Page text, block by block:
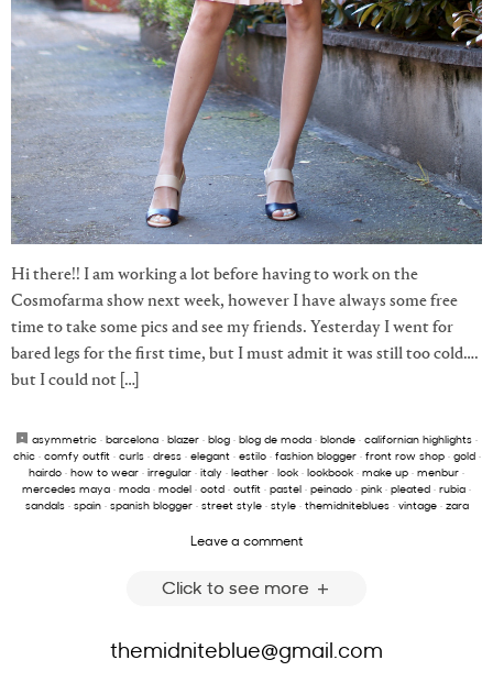
Hi there!! I am working a lot before having to work on the
Cosmofarma show next week, however I have always some free
time to take some pics and see my friends. Yesterday I went for
bared legs for the first time, but I must admit it was still too cold….
but I could not […]
asymmetric · barcelona · blazer · blog · blog de moda · blonde · californian highlights ·
chic· comfy outfit· curls· dress· elegant· estilo· fashion blogger· front row shop· gold·
hairdo · how to wear · irregular · italy · leather · look · lookbook · make up · menbur ·
mercedes maya · moda · model · ootd · outfit · pastel · peinado · pink · pleated · rubia ·
sandals· spain· spanish blogger· street style· style· themidniteblues· vintage· zara
Leave a comment
Click to see more
themidniteblue@gmail.com